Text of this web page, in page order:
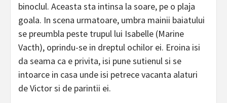
binoclul. Aceasta sta intinsa la soare, pe o plaja
goala. In scena urmatoare, umbra mainii baiatului
se preumbla peste trupul lui Isabelle (Marine
Vacth), oprindu-se in dreptul ochilor ei. Eroina isi
da seama ca e privita, isi pune sutienul si se
intoarce in casa unde isi petrece vacanta alaturi
de Victor si de parintii ei.